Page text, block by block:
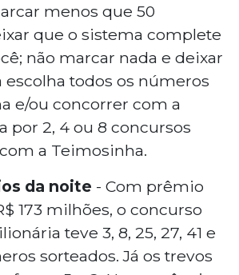
menos que 50
que o sistema complete
não marcar nada e deixar
todos os números
e/ou concorrer com a
por 2, 4 ou 8 concursos
a Teimosinha.
da noite - Com prêmio
173 milhões, o concurso
teve 3, 8, 25, 27, 41 e
sorteados. Já os trevos